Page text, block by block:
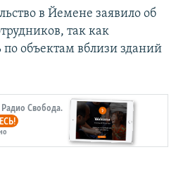
в Йемене заявило об
так как
объектам вблизи зданий
Свобода.